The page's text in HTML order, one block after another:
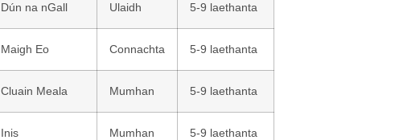
Dún na nGall Ulaidh 5-9 laethanta
Maigh Eo Connachta 5-9 laethanta
Cluain Meala Mumhan 5-9 laethanta
Inis Mumhan 5-9 laethanta